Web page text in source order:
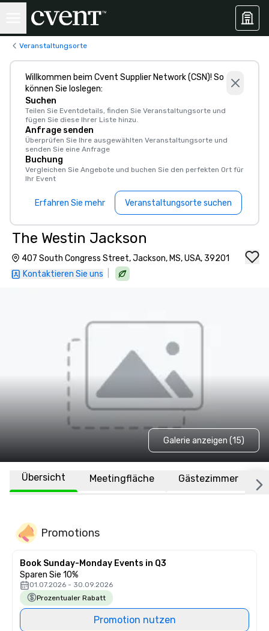
Veranstaltungsorte
Willkommen beim Cvent Supplier Network (CSN)! So
können Sie loslegen:
Suchen
Teilen Sie Eventdetails, finden Sie Veranstaltungsorte und
fügen Sie diese Ihrer Liste hinzu.
Anfrage senden
Überprüfen Sie Ihre ausgewählten Veranstaltungsorte und
senden Sie eine Anfrage
Buchung
Vergleichen Sie Angebote und buchen Sie den perfekten Ort für
Ihr Event
Erfahren Sie mehr Veranstaltungsorte suchen
The Westin Jackson
407 South Congress Street, Jackson, MS, USA, 39201
Kontaktieren Sie uns
Galerie anzeigen (15)
Übersicht Meetingfläche Gästezimmer
Promotions
Book Sunday-Monday Events in Q3
Sparen Sie 10%
01.07.2026 - 30.09.2026
Prozentualer Rabatt
Promotion nutzen